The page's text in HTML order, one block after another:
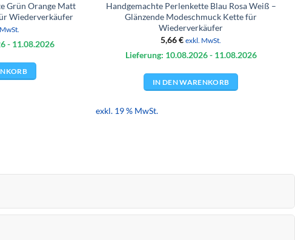
Grün Orange Matt
Wiederverkäufer
- 11.08.2026
Handgemachte Perlenkette Blau Rosa Weiß –
Glänzende Modeschmuck Kette für
Wiederverkäufer
5,66€ exkl. MwSt.
Lieferung: 10.08.2026- 11.08.2026
IN DEN WARENKORB
exkl. 19 % MwSt.